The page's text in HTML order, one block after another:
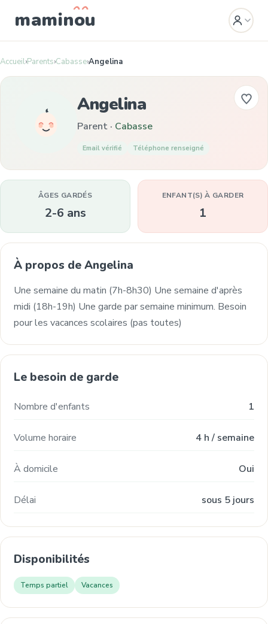
maminou
Accueil›Parents›Cabasse›Angelina
Angelina
Parent · Cabasse
Email vérifié Téléphone renseigné
ÂGES GARDÉS
2-6 ans
ENFANT(S) À GARDER
1
À propos de Angelina
Une semaine du matin (7h-8h30) Une semaine d'après
midi (18h-19h) Une garde par semaine minimum. Besoin
pour les vacances scolaires (pas toutes)
Le besoin de garde
Nombre d'enfants 1
Volume horaire 4 h / semaine
À domicile Oui
Délai sous 5 jours
Disponibilités
Temps partiel Vacances